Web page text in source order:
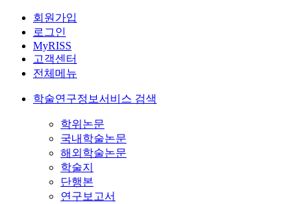
회원가입
로그인
MyRISS
고객센터
전체메뉴
학술연구정보서비스 검색
학위논문
국내학술논문
해외학술논문
학술지
단행본
연구보고서